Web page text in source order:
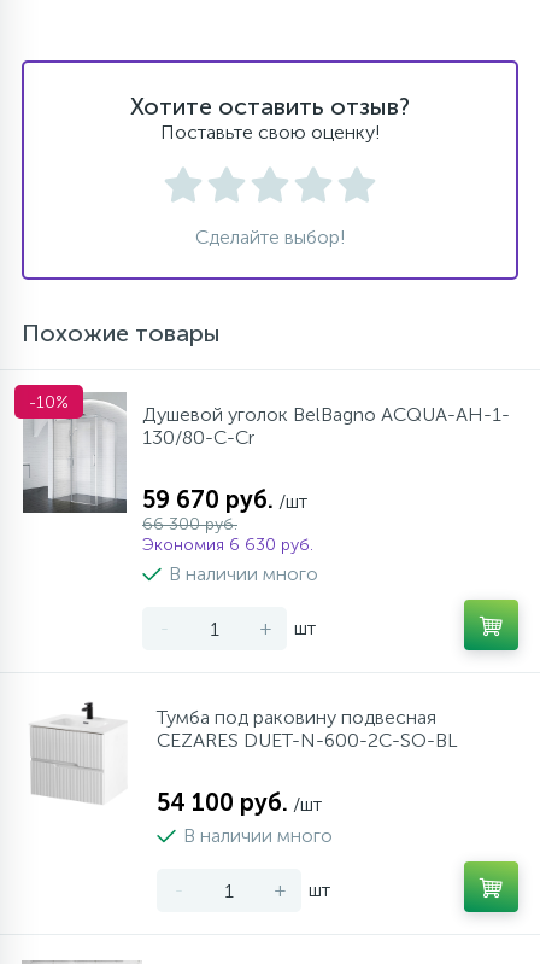
Хотите оставить отзыв?
Поставьте свою оценку!
Сделайте выбор!
Похожие товары
-10%
Душевой уголок BelBagno ACQUA-AH-1-
130/80-C-Cr
59 670 руб. /шт
66 300 руб.
Экономия 6 630 руб.
В наличии много
- + шт
Тумба под раковину подвесная
CEZARES DUET-N-600-2C-SO-BL
54 100 руб. /шт
В наличии много
- + шт